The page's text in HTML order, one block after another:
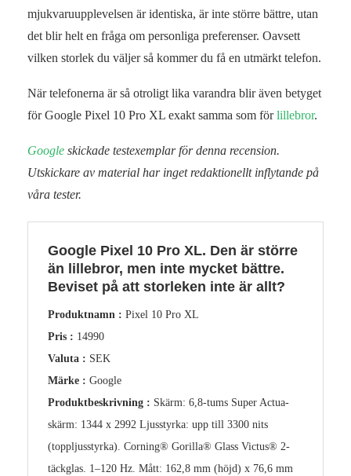
mjukvaruupplevelsen är identiska, är inte större bättre, utan
det blir helt en fråga om personliga preferenser. Oavsett
vilken storlek du väljer så kommer du få en utmärkt telefon.
När telefonerna är så otroligt lika varandra blir även betyget
för Google Pixel 10 Pro XL exakt samma som förlillebror.
Google skickade testexemplar för denna recension.
Utskickare av material har inget redaktionellt inflytande på
våra tester.
Google Pixel 10 Pro XL. Den är större
än lillebror, men inte mycket bättre.
Beviset på att storleken inte är allt?
Produktnamn : Pixel 10 Pro XL
Pris : 14990
Valuta : SEK
Märke : Google
Produktbeskrivning : Skärm: 6,8-tums Super Actua-
skärm: 1344 x 2992 Ljusstyrka: upp till 3300 nits
(toppljusstyrka). Corning® Gorilla® Glass Victus® 2-
täckglas. 1–120 Hz. Mått: 162,8 mm (höjd) x 76,6 mm